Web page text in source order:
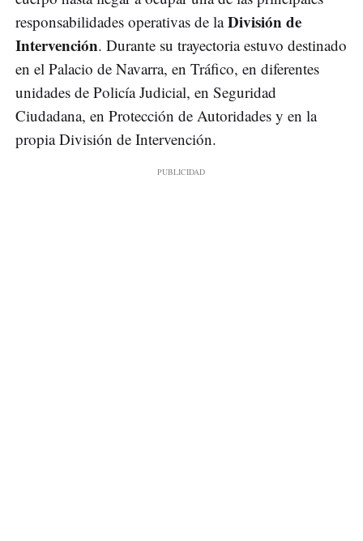
responsabilidades operativas de laDivisión de
Intervención. Durante su trayectoria estuvo destinado
en el Palacio de Navarra, en Tráfico, en diferentes
unidades de Policía Judicial, en Seguridad
Ciudadana, en Protección de Autoridades y en la
propia División de Intervención.